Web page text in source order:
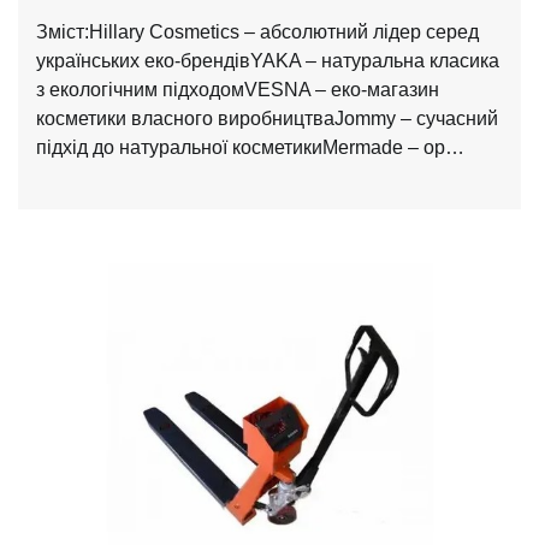
Зміст:Hillary Cosmetics – абсолютний лідер серед
українських еко-брендівYAKA – натуральна класика
з екологічним підходомVESNA – еко-магазин
косметики власного виробництваJommy – сучасний
підхід до натуральної косметикиMermade – ор…